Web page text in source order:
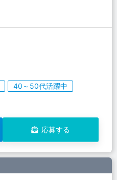
40～50代活躍中
応募する